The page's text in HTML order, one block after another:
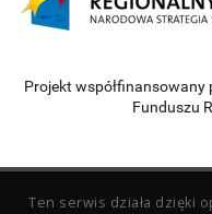
Projekt współfinansowany
Funduszu
Ten serwis działa dzięki